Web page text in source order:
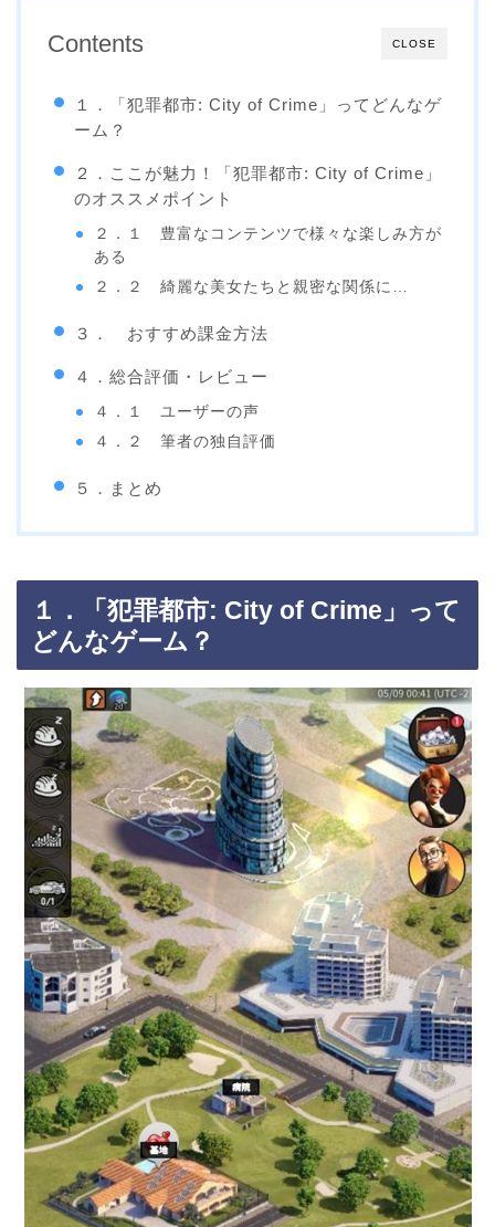
CLOSE
Contents
１．「犯罪都市: City of Crime」ってどんなゲ
ーム？
２．ここが魅力！「犯罪都市: City of Crime」
のオススメポイント
２．１ 豊富なコンテンツで様々な楽しみ方が
ある
２．２ 綺麗な美女たちと親密な関係に…
３． おすすめ課金方法
４．総合評価・レビュー
４．１ ユーザーの声
４．２ 筆者の独自評価
５．まとめ
１．「犯罪都市: City of Crime」って
どんなゲーム？